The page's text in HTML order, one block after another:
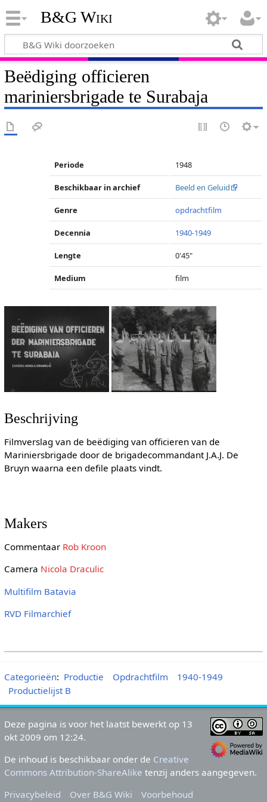
B&G Wiki
Beëdiging officieren
mariniersbrigade te Surabaja
Periode 1948
Beschikbaar in archief Beeld en Geluid
Genre opdrachtfilm
Decennia 1940-1949
Lengte 0'45"
Medium film
Beschrijving
Filmverslag van de beëdiging van officieren van de
Mariniersbrigade door de brigadecommandant J.A.J. De
Bruyn waarna een defile plaats vindt.
Makers
Commentaar Rob Kroon
Camera Nicola Draculic
Multifilm Batavia
RVD Filmarchief
Categorieën: Productie Opdrachtfilm
1940-1949
Productielijst B
Deze pagina is voor het laatst bewerkt op 13
okt 2009 om 12:24.
De inhoud is beschikbaar onder de Creative
Commons Attribution-ShareAlike tenzij anders aangegeven.
Privacybeleid
Over B&G Wiki Voorbehoud